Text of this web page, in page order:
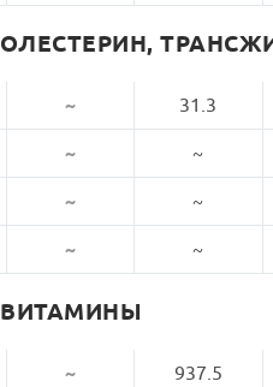
~ 31.3
~ ~
~ ~
~ ~
ВИТАМИНЫ
~ 937.5